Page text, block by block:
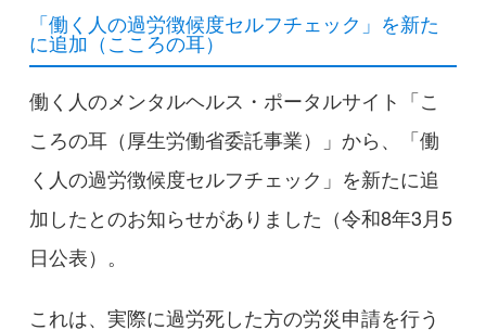
「働く人の過労徴候度セルフチェック」を新た
に追加（こころの耳）
働く人のメンタルヘルス・ポータルサイト「こ
ころの耳（厚生労働省委託事業）」から、「働
く人の過労徴候度セルフチェック」を新たに追
加したとのお知らせがありました（令和8年3月5
日公表）。
これは、実際に過労死した方の労災申請を行う